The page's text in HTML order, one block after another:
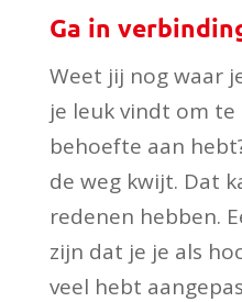
Ga in
Weet jij nog waar
je leuk vindt om te
behoefte aan
de weg kwijt. Dat
redenen hebben.
zijn dat je je als
veel hebt